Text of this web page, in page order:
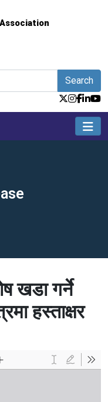
Search
खडा गर्ने
हस्ताक्षर